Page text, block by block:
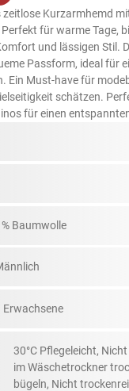
zeitlose Kurzarmhemd
für warme Tage,
und lässigen Stil.
Passform, ideal für
Ein Must-have für
schätzen.
für einen
Baumwolle
Erwachsene
30°C Pflegeleicht,
im Wäschetrockner
bügeln, Nicht